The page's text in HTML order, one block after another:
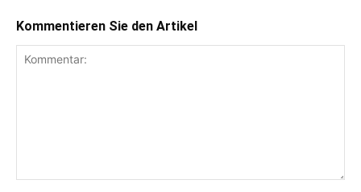
Kommentieren Sie den Artikel